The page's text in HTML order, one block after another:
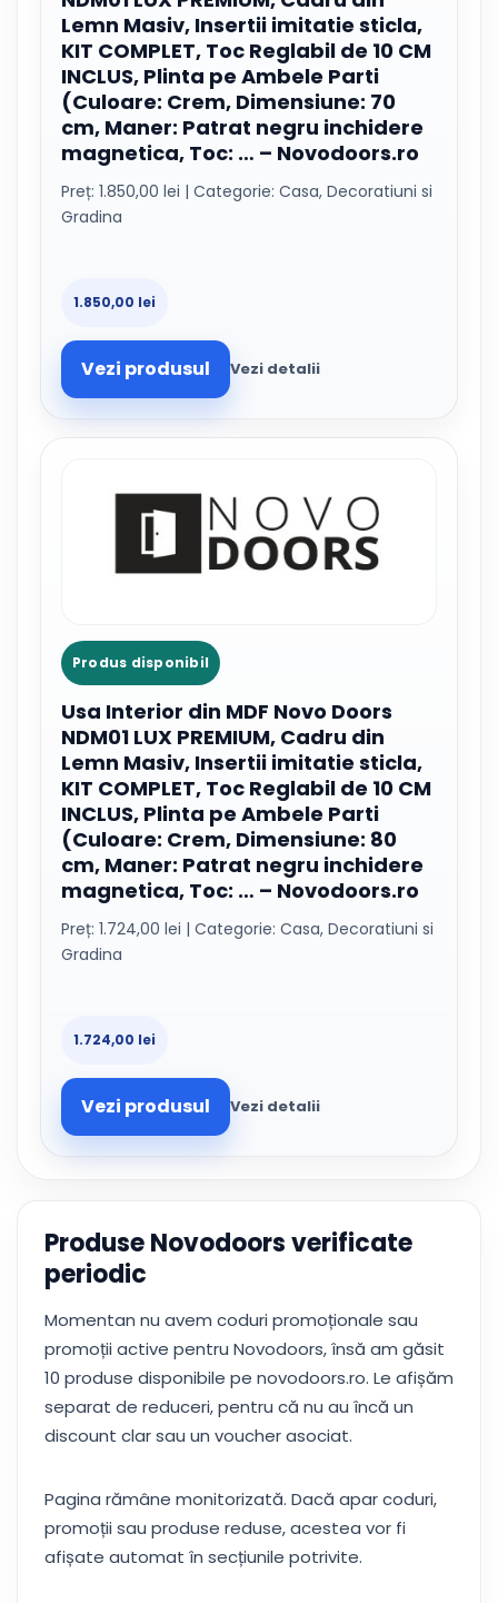
Lemn Masiv, Insertii imitatie sticla,
KIT COMPLET, Toc Reglabil de 10 CM
INCLUS, Plinta pe Ambele Parti
(Culoare: Crem, Dimensiune: 70
cm, Maner: Patrat negru inchidere
magnetica, Toc: … – Novodoors.ro
Preț: 1.850,00 lei | Categorie: Casa, Decoratiuni si
Gradina
1.850,00 lei
Vezi produsul Vezi detalii
Produs disponibil
Usa Interior din MDF Novo Doors
NDM01 LUX PREMIUM, Cadru din
Lemn Masiv, Insertii imitatie sticla,
KIT COMPLET, Toc Reglabil de 10 CM
INCLUS, Plinta pe Ambele Parti
(Culoare: Crem, Dimensiune: 80
cm, Maner: Patrat negru inchidere
magnetica, Toc: … – Novodoors.ro
Preț: 1.724,00 lei | Categorie: Casa, Decoratiuni si
Gradina
1.724,00 lei
Vezi produsul Vezi detalii
Produse Novodoors verificate
periodic
Momentan nu avem coduri promoționale sau
promoții active pentru Novodoors, însă am găsit
10 produse disponibile pe novodoors.ro. Le afișăm
separat de reduceri, pentru că nu au încă un
discount clar sau un voucher asociat.
Pagina rămâne monitorizată. Dacă apar coduri,
promoții sau produse reduse, acestea vor fi
afișate automat în secțiunile potrivite.